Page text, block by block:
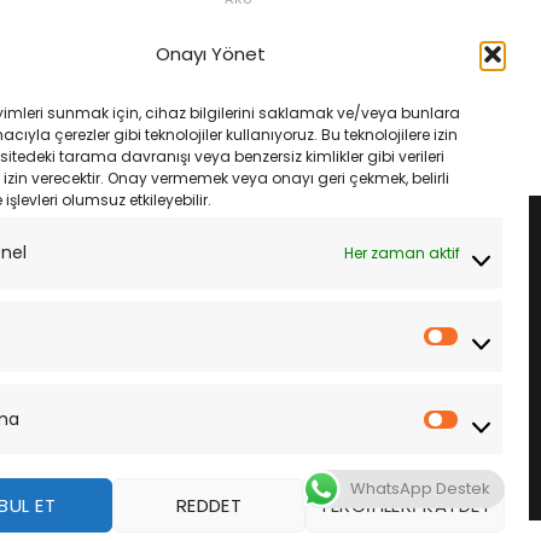
Onayı Yönet
sunmak için, cihaz bilgilerini saklamak ve/veya bunlara
çerezler gibi teknolojiler kullanıyoruz. Bu teknolojilere izin
tarama davranışı veya benzersiz kimlikler gibi verileri
verecektir. Onay vermemek veya onayı geri çekmek, belirli
işlevleri olumsuz etkileyebilir.
Her zaman aktif
İstatistik
ET REDDET TERCIHLERI KAYDET
₺1,410.00.
Cycle Ytx7A-Bs Akü
₺1,500.00
₺1,500.00.
₺1,410.00.
SEPETE EKLE
WhatsApp Destek